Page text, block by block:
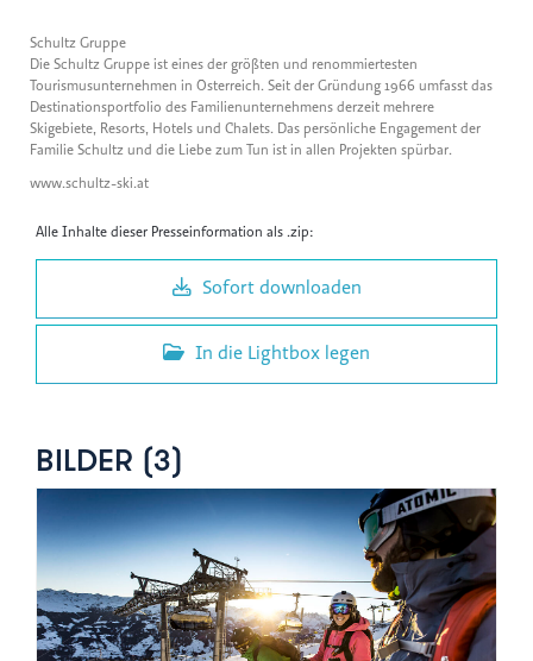
Schultz Gruppe
Die Schultz Gruppe ist eines der größten und renommiertesten
Tourismusunternehmen in Österreich. Seit der Gründung 1966 umfasst das
Destinationsportfolio des Familienunternehmens derzeit mehrere
Skigebiete, Resorts, Hotels und Chalets. Das persönliche Engagement der
Familie Schultz und die Liebe zum Tun ist in allen Projekten spürbar.
www.schultz-ski.at
Alle Inhalte dieser Presseinformation als .zip:
Sofort downloaden
In die Lightbox legen
BILDER (3)